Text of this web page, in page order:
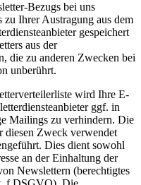
Bezugs bei uns
Ihrer Austragung aus dem
gespeichert
aus der
die zu anderen Zwecken bei
unberührt.
wird Ihre E-
ggf. in
Mailings zu verhindern. Die
diesen Zweck verwendet
Dies dient sowohl
an der Einhaltung der
Newslettern (berechtigtes